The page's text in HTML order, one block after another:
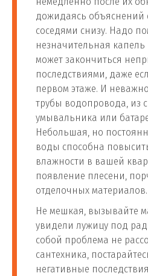
дожидаясь объяснений
соседями снизу. Надо
незначительная
может закончиться
последствиями, даже
первом этаже. И
трубы водопровода, из
умывальника или
Небольшая, но
воды способна
влажности в вашей
появление плесени,
отделочных материалов.
Не мешкая, вызывайте
увидели лужицу под
собой проблема не
сантехника,
негативные